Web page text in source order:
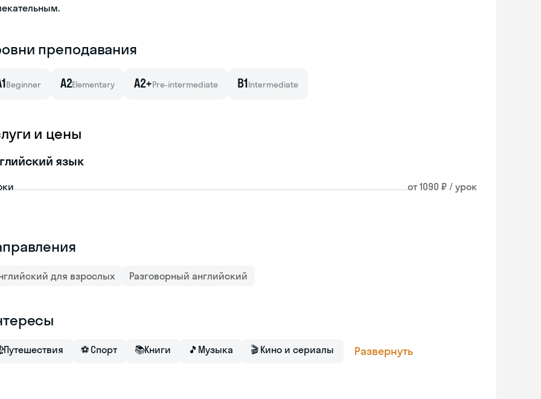
преподавания
Beginner A2Elementary A2+Pre-intermediate B1Intermediate
и цены
язык
от 1090 ₽ / урок
для взрослых Разговорный английский
Путешествия ⚽ Спорт 📚Книги 🎵 Музыка 🎬 Кино и сериалы Развернуть